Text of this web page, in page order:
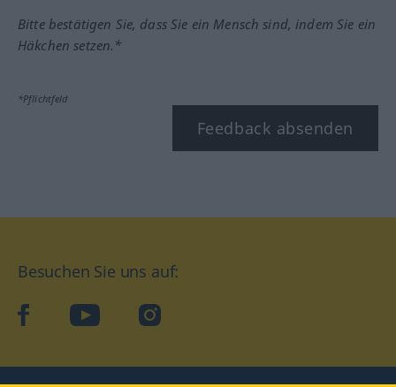
Bitte bestätigen Sie, dass Sie ein Mensch sind, indem Sie ein
Häkchen setzen.*
*Pflichtfeld
Feedback absenden
Besuchen Sie uns auf:
facebookYouTube Instagram